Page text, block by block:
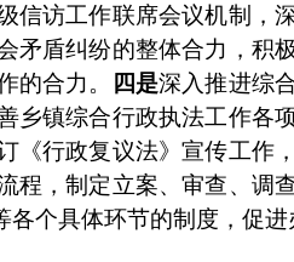
信访工作联席会议机制 ，
矛盾纠纷的整体合力，积
的合力。 四是深入推进综
乡镇综合行政执法工作各
《行政复议法》宣传工作
程，制定立案、审查、调
个具体环节的制度，促进